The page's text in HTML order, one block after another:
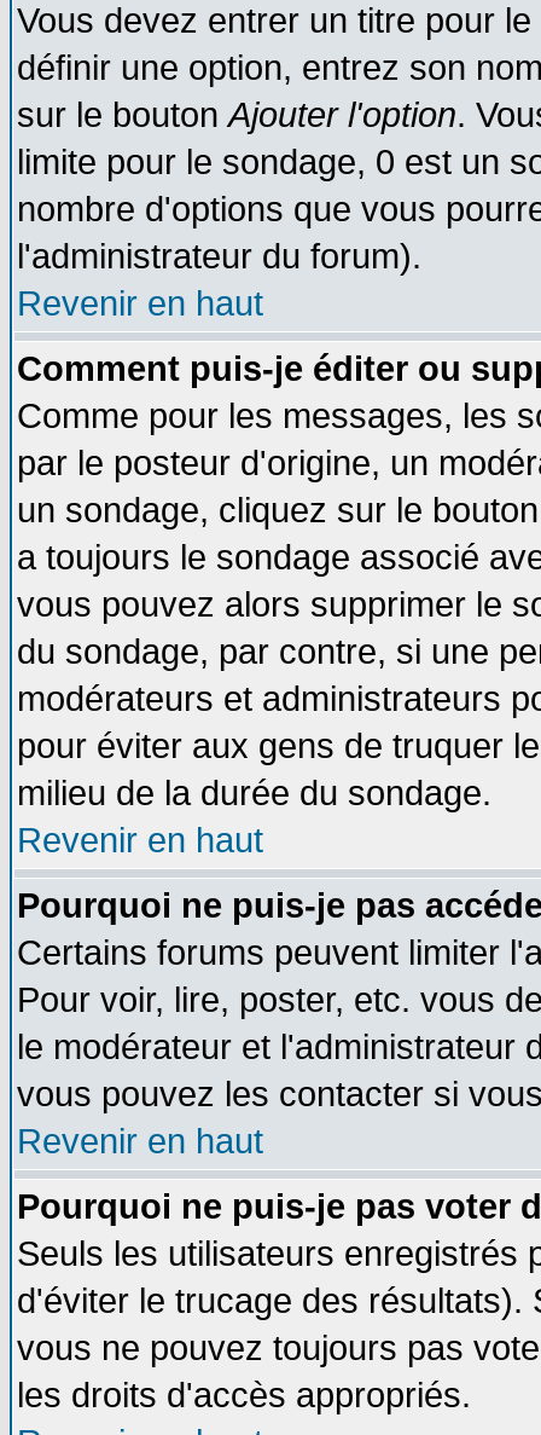
Vous devez entrer un titre pour
définir une option, entrez son
sur le boutonAjouter l'option.
limite pour le sondage, 0 est un
nombre d'options que vous
l'administrateur du forum).
Revenir en haut
Comment puis-je éditer ou
Comme pour les messages, les
par le posteur d'origine, un
un sondage, cliquez sur le
a toujours le sondage associé
vous pouvez alors supprimer le
du sondage, par contre, si une
modérateurs et administrateurs
pour éviter aux gens de truquer
milieu de la durée du sondage.
Revenir en haut
Pourquoi ne puis-je pas
Certains forums peuvent limiter
Pour voir, lire, poster, etc. vous
le modérateur et l'administrateur
vous pouvez les contacter si
Revenir en haut
Pourquoi ne puis-je pas voter
Seuls les utilisateurs enregistrés
d'éviter le trucage des
vous ne pouvez toujours pas
les droits d'accès appropriés.